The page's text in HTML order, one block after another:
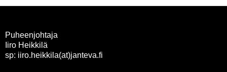
Puheenjohtaja
Iiro Heikkilä
sp: iiro.heikkila(at)janteva.fi